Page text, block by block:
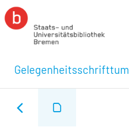
Gelegenheitsschrifttum